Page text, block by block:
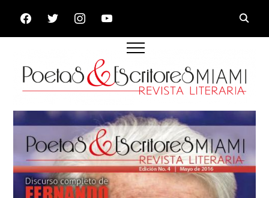
FACEBOOKTWITTERINSTAGRAMYOUTUBE